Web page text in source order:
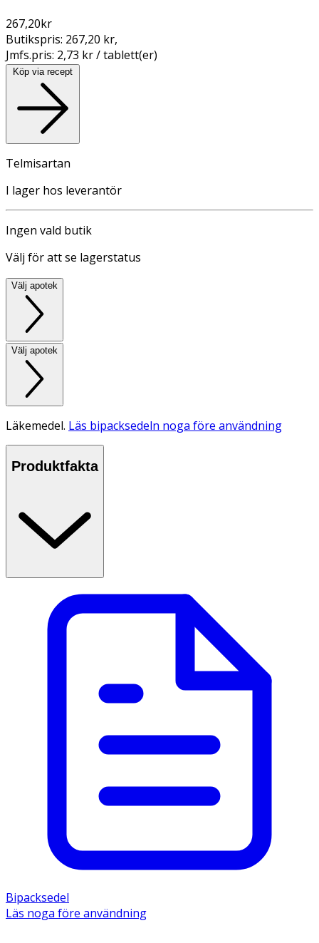
267,20kr
Butikspris: 267,20 kr,
Jmfs.pris: 2,73 kr / tablett(er)
Köp via recept
Telmisartan
I lager hos leverantör
Ingen vald butik
Välj för att se lagerstatus
Välj apotek
Välj apotek
Läkemedel. Läs bipacksedeln noga före användning
Produktfakta
Bipacksedel
Läs noga före användning